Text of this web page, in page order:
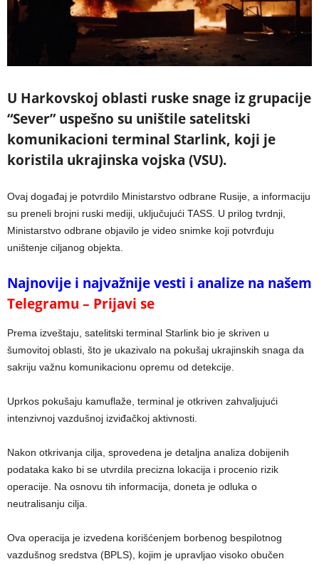
U Harkovskoj oblasti ruske snage iz grupacije
“Sever” uspešno su uništile satelitski
komunikacioni terminal Starlink, koji je
koristila ukrajinska vojska (VSU).
Ovaj događaj je potvrdilo Ministarstvo odbrane Rusije, a informaciju
su preneli brojni ruski mediji, uključujući TASS. U prilog tvrdnji,
Ministarstvo odbrane objavilo je video snimke koji potvrđuju
uništenje ciljanog objekta.
Najnovije i najvažnije vesti i analize na našem
Telegramu – Prijavi se
Prema izveštaju, satelitski terminal Starlink bio je skriven u
šumovitoj oblasti, što je ukazivalo na pokušaj ukrajinskih snaga da
sakriju važnu komunikacionu opremu od detekcije.
Uprkos pokušaju kamuflaže, terminal je otkriven zahvaljujući
intenzivnoj vazdušnoj izviđačkoj aktivnosti.
Nakon otkrivanja cilja, sprovedena je detaljna analiza dobijenih
podataka kako bi se utvrdila precizna lokacija i procenio rizik
operacije. Na osnovu tih informacija, doneta je odluka o
neutralisanju cilja.
Ova operacija je izvedena korišćenjem borbenog bespilotnog
vazdušnog sredstva (BPLS), kojim je upravljao visoko obučen